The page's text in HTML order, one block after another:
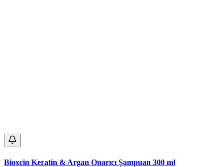
Bioxcin Keratin & Argan Onarıcı Şampuan 300 ml